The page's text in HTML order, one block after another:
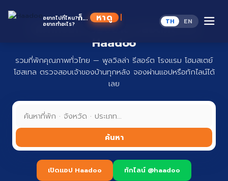
อยากไปที่ไหน?
อยากทำอะไร?
ก็... หาดู TH EN
ที่พักทั่วไทย จองง่าย ปลอดภัย กับ
Haadoo
รวมที่พักคุณภาพทั่วไทย — พูลวิลล่า รีสอร์ต โรงแรม โฮมสเตย์
โฮสเทล ตรวจสอบเจ้าของบ้านทุกหลัง จองผ่านแอปหรือทักไลน์ได้
เลย
ค้นหา
เปิดแอป Haadoo ทักไลน์ @haadoo